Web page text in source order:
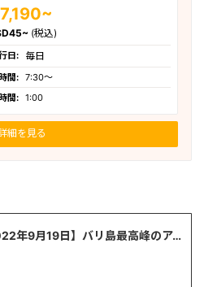
(税込)
日: 毎日
間: 7:30〜
間: 1:00
細を見る
【2022年9月19日】バリ島最高峰のアグン山でサンライズを拝みました！【インドネシア・ラン・登山イベント体験レポ】